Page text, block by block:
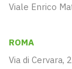
Viale Enrico
ROMA
Via di Cervara,